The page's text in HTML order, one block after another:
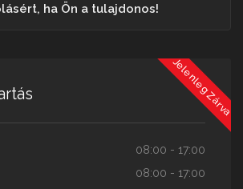
ha Ön a tulajdonos!
Jelenleg Zárva
08:00 - 17:00
08:00 - 17:00